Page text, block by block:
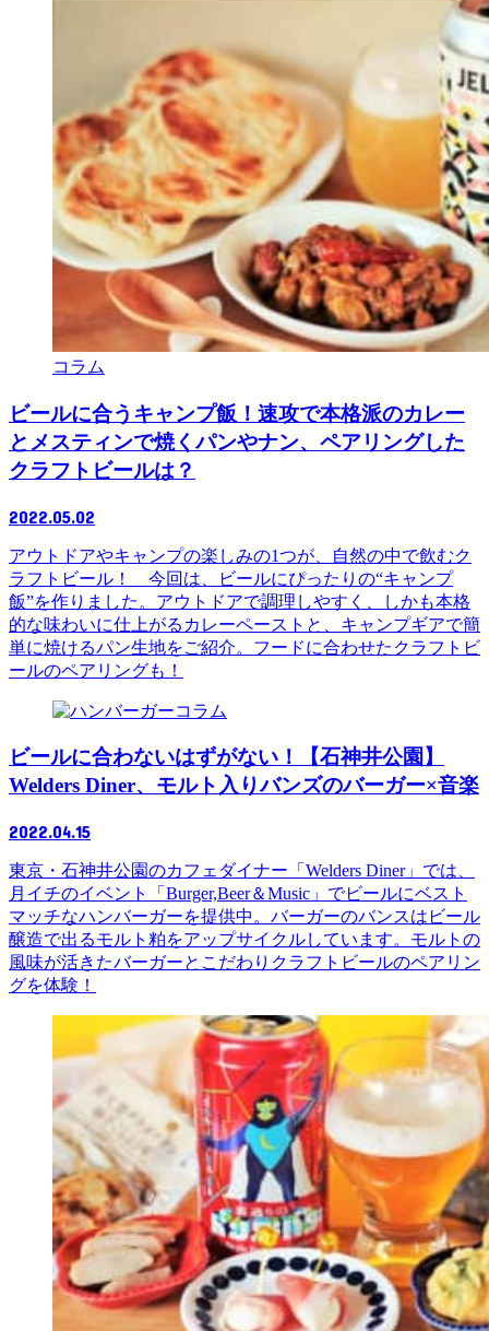
コラム
ビールに合うキャンプ飯！速攻で本格派のカレー
とメスティンで焼くパンやナン、ペアリングした
クラフトビールは？
2022.05.02
アウトドアやキャンプの楽しみの1つが、自然の中で飲むク
ラフトビール！ 今回は、ビールにぴったりの“キャンプ
飯”を作りました。アウトドアで調理しやすく、しかも本格
的な味わいに仕上がるカレーペーストと、キャンプギアで簡
単に焼けるパン生地をご紹介。フードに合わせたクラフトビ
ールのペアリングも！
コラム
ビールに合わないはずがない！【石神井公園】
Welders Diner、モルト入りバンズのバーガー×音楽
2022.04.15
東京・石神井公園のカフェダイナー「Welders Diner」では、
月イチのイベント「Burger,Beer＆Music」でビールにベスト
マッチなハンバーガーを提供中。バーガーのバンスはビール
醸造で出るモルト粕をアップサイクルしています。モルトの
風味が活きたバーガーとこだわりクラフトビールのペアリン
グを体験！